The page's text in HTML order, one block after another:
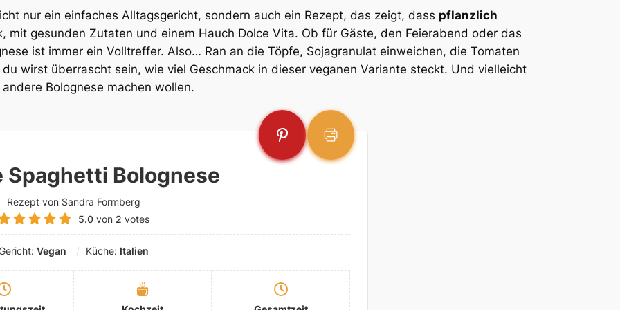
nur ein einfaches Alltagsgericht, sondern auch ein Rezept, das zeigt, dass pflanzlich
mit gesunden Zutaten und einem Hauch Dolce Vita. Ob für Gäste, den Feierabend oder das
ist immer ein Volltreffer. Also… Ran an die Töpfe, Sojagranulat einweichen, die Tomaten
wirst überrascht sein, wie viel Geschmack in dieser veganen Variante steckt. Und vielleicht
Bolognese machen wollen.
Spaghetti Bolognese
Rezept von Sandra Formberg
5.0von 2 votes
Vegan Küche: Italien